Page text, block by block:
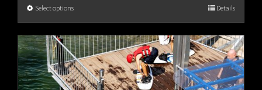
Select options Details